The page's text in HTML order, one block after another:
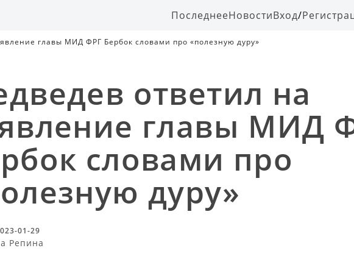
ПоследнееНовостиВход/
главы МИД ФРГ Бербок словами про «полезную дуру»
ответил на
главы МИД
словами про
дуру»
01-29
Репина